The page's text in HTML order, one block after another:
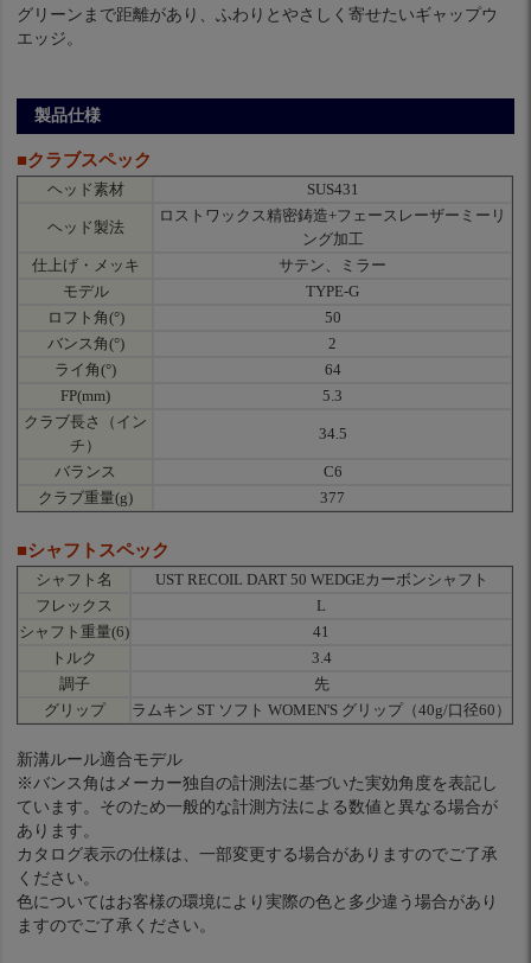
グリーンまで距離があり、ふわりとやさしく寄せたいギャップウ
エッジ。
製品仕様
■クラブスペック
ヘッド素材 SUS431
ヘッド製法
ロストワックス精密鋳造+フェースレーザーミーリ
ング加工
仕上げ・メッキ
サテン、ミラー
モデル
TYPE-G
ロフト角(°)
50
バンス角(°)
2
ライ角(°)
64
FP(mm)
5.3
クラブ長さ（イン
チ）
34.5
バランス
C6
クラブ重量(g)
377
■シャフトスペック
シャフト名
UST RECOIL DART 50 WEDGEカーボンシャフト
フレックス
L
シャフト重量(6)
41
トルク
3.4
調子
先
グリップ
ラムキン ST ソフト WOMEN'S グリップ（40g/口径60）
新溝ルール適合モデル
※バンス角はメーカー独自の計測法に基づいた実効角度を表記し
ています。そのため一般的な計測方法による数値と異なる場合が
あります。
カタログ表示の仕様は、一部変更する場合がありますのでご了承
ください。
色についてはお客様の環境により実際の色と多少違う場合があり
ますのでご了承ください。